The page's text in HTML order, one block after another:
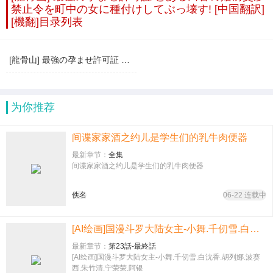
禁止令を町中の女に種付けしてぶっ壊す! [中国翻訳]
[機翻]目录列表
为你推荐
间谍家家酒之约儿是学生们的乳牛肉便器
最新章节： 全集
间谍家家酒之约儿是学生们的乳牛肉便器
佚名 06-22 连载中
[AI绘画]国漫斗罗大陆女主-小舞.千仞雪.白沈香.胡列娜.波赛西.朱竹清.宁荣荣.阿银
最新章节： 第23話-最終話
[AI绘画]国漫斗罗大陆女主-小舞.千仞雪.白沈香.胡列娜.波赛
西.朱竹清.宁荣荣.阿银